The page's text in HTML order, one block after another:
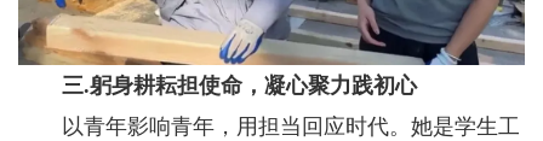
三.躬身耕耘担使命，凝心聚力践初心
以青年影响青年，用担当回应时代。她是学生工